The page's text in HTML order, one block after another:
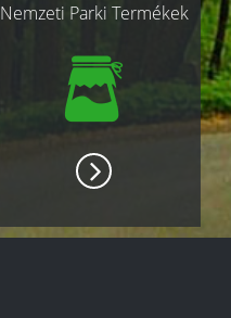
Nemzeti Parki Termékek